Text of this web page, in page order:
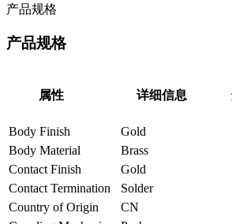
产品规格
产品规格
属性 详细信息
Body Finish
Gold
Body Material
Brass
Contact Finish
Gold
Contact Termination
Solder
Country of Origin
CN